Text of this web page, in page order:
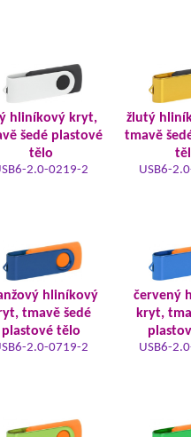
hliníkový kryt,
šedé plastové
tělo
2.0-0219-2
žlutý
tmavě
USB6-
hliníkový
tmavě šedé
plastové tělo
2.0-0719-2
červený
kryt,
USB6-